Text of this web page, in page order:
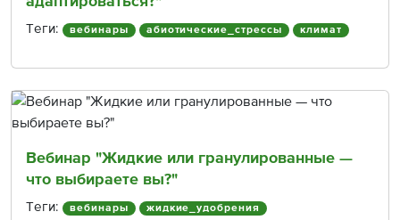
Теги: вебинары абиотические_стрессы климат
Вебинар "Жидкие или гранулированные —
что выбираете вы?"
Теги: вебинары
жидкие_удобрения